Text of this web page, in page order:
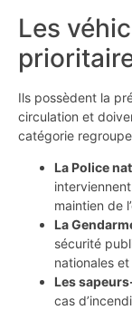
Les
Ils possèdent la
circulation et
catégorie
La Police
maintien de
La
sécurité
nationales
Les
cas